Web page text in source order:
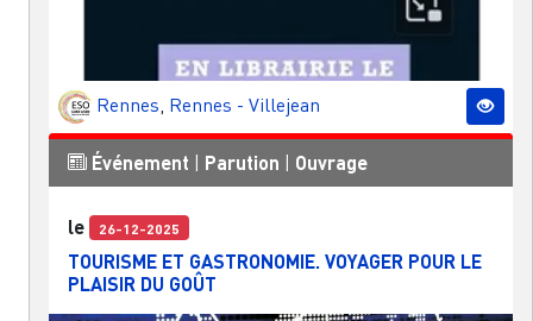
Rennes Rennes - Villejean
Événement | Parution | Ouvrage
le 26-12-2025
TOURISME ET GASTRONOMIE. VOYAGER POUR LE
PLAISIR DU GOÛT